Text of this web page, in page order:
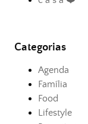
Categorias
Agenda
Família
Food
Lifestyle